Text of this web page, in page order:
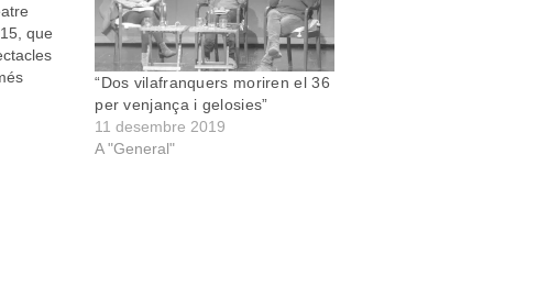
que
hi
“Dos vilafranquers moriren el 36
per venjança i gelosies”
11 desembre 2019
A "General"